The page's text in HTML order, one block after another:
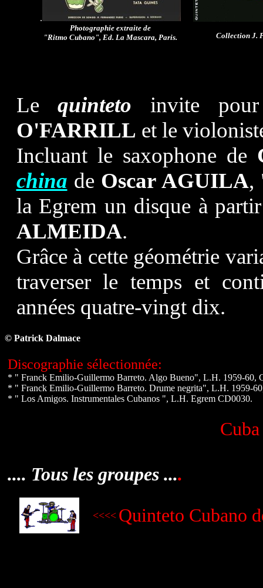
.
Photographie extraite de
"Ritmo Cubano", Ed. La Mascara, Paris.
Collection J.
Lequinteto invite
O'FARRILL et le
Incluant le saxophone de
china de Oscar AGUILA,
la Egrem un disque à
ALMEIDA.
Grâce à cette géométrie
traverser le temps et
années quatre-vingt dix.
© Patrick Dalmace
Discographie sélectionnée:
* " Franck Emilio-Guillermo Barreto. Algo Bueno", L.H. 1959-60,
* " Franck Emilio-Guillermo Barreto. Drume negrita", L.H. 1959-
* " Los Amigos. Instrumentales Cubanos ", L.H. Egrem CD0030.
.... Tous les groupes ....
<<<< Quinteto Cubano